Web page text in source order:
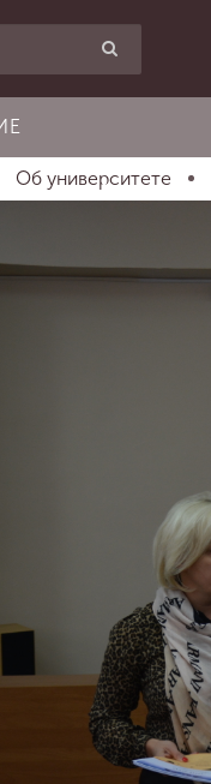
Об университете